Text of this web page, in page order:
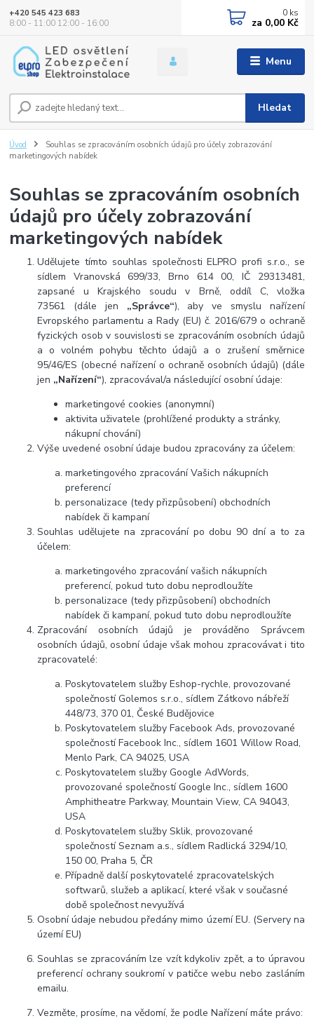
Menu
Hledat
+420 545 423 683
8:00 - 11:00 12:00 - 16:00
0 ks
za 0,00 Kč
Úvod
Souhlas se zpracováním osobních údajů pro účely zobrazování
marketingových nabídek
Souhlas se zpracováním osobních
údajů pro účely zobrazování
marketingových nabídek
Udělujete tímto souhlas společnosti ELPRO profi s.r.o., se
sídlem Vranovská 699/33, Brno 614 00, IČ 29313481,
zapsané u Krajského soudu v Brně, oddíl C, vložka
73561 (dále jen „Správce“), aby ve smyslu nařízení
Evropského parlamentu a Rady (EU) č. 2016/679 o ochraně
fyzických osob v souvislosti se zpracováním osobních údajů
a o volném pohybu těchto údajů a o zrušení směrnice
95/46/ES (obecné nařízení o ochraně osobních údajů) (dále
jen „Nařízení“), zpracovával/a následující osobní údaje:
marketingové cookies (anonymní)
aktivita uživatele (prohlížené produkty a stránky,
nákupní chování)
Výše uvedené osobní údaje budou zpracovány za účelem:
marketingového zpracování Vašich nákupních
preferencí
personalizace (tedy přizpůsobení) obchodních
nabídek či kampaní
Souhlas udělujete na zpracování po dobu 90 dní a to za
účelem:
marketingového zpracování vašich nákupních
preferencí, pokud tuto dobu neprodloužíte
personalizace (tedy přizpůsobení) obchodních
nabídek či kampaní, pokud tuto dobu neprodloužíte
Zpracování osobních údajů je prováděno Správcem
osobních údajů, osobní údaje však mohou zpracovávat i tito
zpracovatelé:
Poskytovatelem služby Eshop-rychle, provozované
společností Golemos s.r.o., sídlem Zátkovo nábřeží
448/73, 370 01, České Budějovice
Poskytovatelem služby Facebook Ads, provozované
společností Facebook Inc., sídlem 1601 Willow Road,
Menlo Park, CA 94025, USA
Poskytovatelem služby Google AdWords,
provozované společností Google Inc., sídlem 1600
Amphitheatre Parkway, Mountain View, CA 94043,
USA
Poskytovatelem služby Sklik, provozované
společností Seznam a.s., sídlem Radlická 3294/10,
150 00, Praha 5, ČR
Případně další poskytovatelé zpracovatelských
softwarů, služeb a aplikací, které však v současné
době společnost nevyužívá
Osobní údaje nebudou předány mimo území EU. (Servery na
území EU)
Souhlas se zpracováním lze vzít kdykoliv zpět, a to úpravou
preferencí ochrany soukromí v patičce webu nebo zasláním
emailu.
Vezměte, prosíme, na vědomí, že podle Nařízení máte právo: